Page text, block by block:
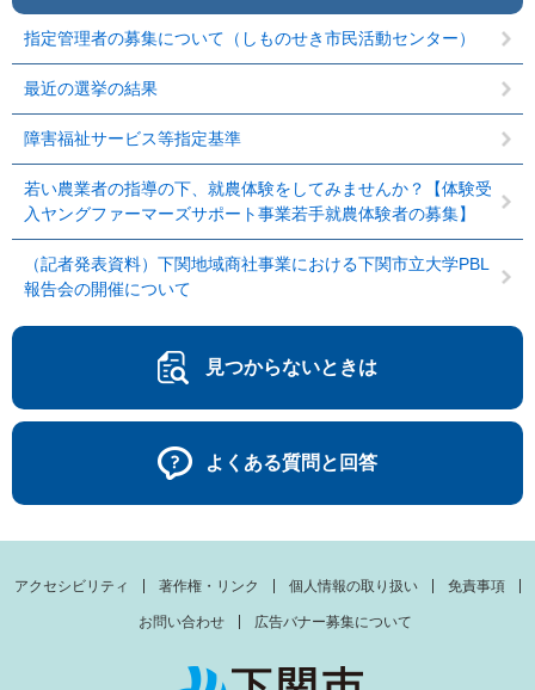
指定管理者の募集について（しものせき市民活動センター）
最近の選挙の結果
障害福祉サービス等指定基準
若い農業者の指導の下、就農体験をしてみませんか？【体験受
入ヤングファーマーズサポート事業若手就農体験者の募集】
（記者発表資料）下関地域商社事業における下関市立大学PBL
報告会の開催について
見つからないときは
よくある質問と回答
アクセシビリティ 著作権・リンク 個人情報の取り扱い 免責事項
お問い合わせ 広告バナー募集について